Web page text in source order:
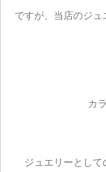
ですが、当店のジュ
カ
ジュエリーとして